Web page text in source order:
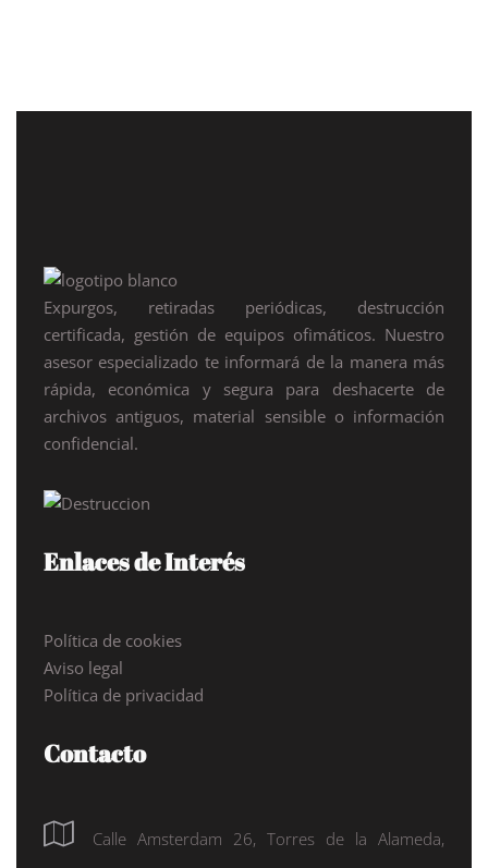
Expurgos, retiradas periódicas, destrucción
certificada, gestión de equipos ofimáticos. Nuestro
asesor especializado te informará de la manera más
rápida, económica y segura para deshacerte de
archivos antiguos, material sensible o información
confidencial.
Enlaces de Interés
Política de cookies
Aviso legal
Política de privacidad
Contacto
Calle Amsterdam 26, Torres de la Alameda,